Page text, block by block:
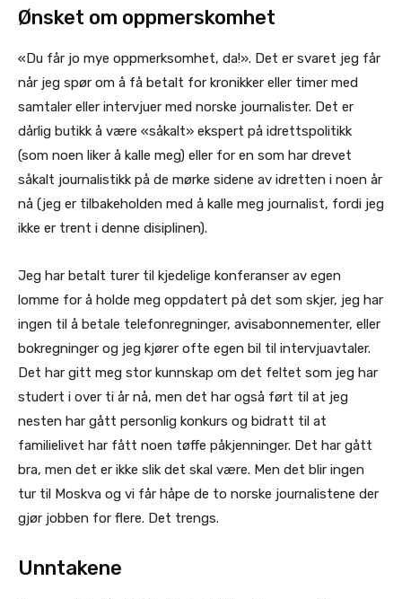
Ønsket om oppmerskomhet
«Du får jo mye oppmerksomhet, da!». Det er svaret jeg får
når jeg spør om å få betalt for kronikker eller timer med
samtaler eller intervjuer med norske journalister. Det er
dårlig butikk å være «såkalt» ekspert på idrettspolitikk
(som noen liker å kalle meg) eller for en som har drevet
såkalt journalistikk på de mørke sidene av idretten i noen år
nå (jeg er tilbakeholden med å kalle meg journalist, fordi jeg
ikke er trent i denne disiplinen).
Jeg har betalt turer til kjedelige konferanser av egen
lomme for å holde meg oppdatert på det som skjer, jeg har
ingen til å betale telefonregninger, avisabonnementer, eller
bokregninger og jeg kjører ofte egen bil til intervjuavtaler.
Det har gitt meg stor kunnskap om det feltet som jeg har
studert i over ti år nå, men det har også ført til at jeg
nesten har gått personlig konkurs og bidratt til at
familielivet har fått noen tøffe påkjenninger. Det har gått
bra, men det er ikke slik det skal være. Men det blir ingen
tur til Moskva og vi får håpe de to norske journalistene der
gjør jobben for flere. Det trengs.
Unntakene